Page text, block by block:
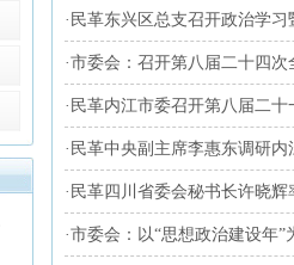
· 民革东兴区总支召开政治学
·市委会：召开第八届二十四
· 民革内江市委召开第八届二十
· 民革中央副主席李惠东调研
· 民革四川省委会秘书长许晓
·市委会：以“思想政治建设年”